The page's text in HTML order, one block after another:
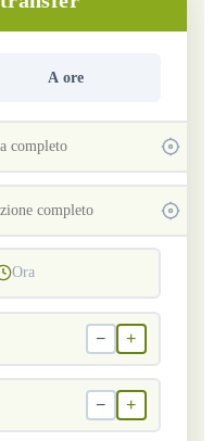
A ore
Ora
− +
− +